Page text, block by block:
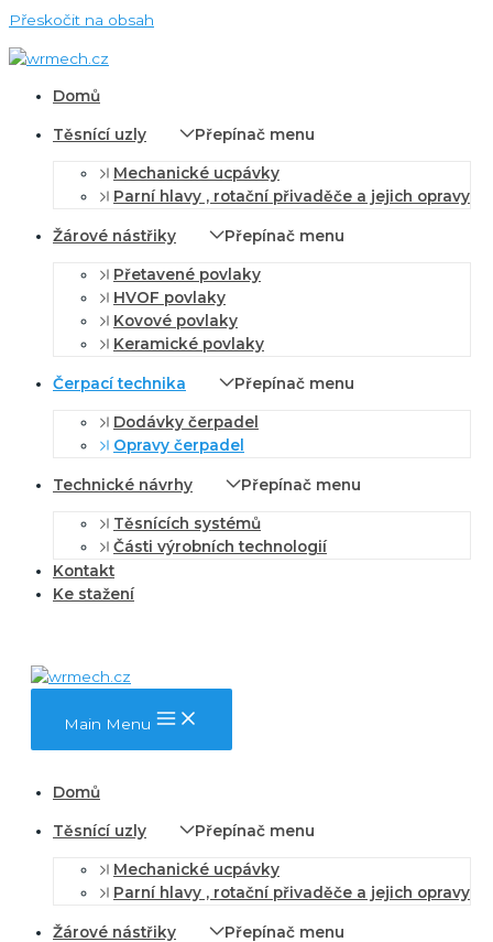
Přeskočit na obsah
Domů
Těsnící uzly Přepínač menu
Mechanické ucpávky
Parní hlavy , rotační přivaděče a jejich opravy
Žárové nástřiky Přepínač menu
Přetavené povlaky
HVOF povlaky
Kovové povlaky
Keramické povlaky
Čerpací technika Přepínač menu
Dodávky čerpadel
Opravy čerpadel
Technické návrhy Přepínač menu
Těsnících systémů
Části výrobních technologií
Kontakt
Ke stažení
Main Menu
Domů
Těsnící uzly Přepínač menu
Mechanické ucpávky
Parní hlavy , rotační přivaděče a jejich opravy
Žárové nástřiky Přepínač menu